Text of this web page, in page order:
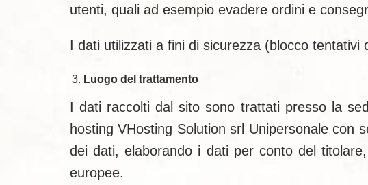
utenti, quali ad esempio evadere ordini e
I dati utilizzati a fini di sicurezza (blocco
Luogo del trattamento
I dati raccolti dal sito sono trattati presso la
hosting VHosting Solution srl Unipersonale con
dei dati, elaborando i dati per conto del
europee.